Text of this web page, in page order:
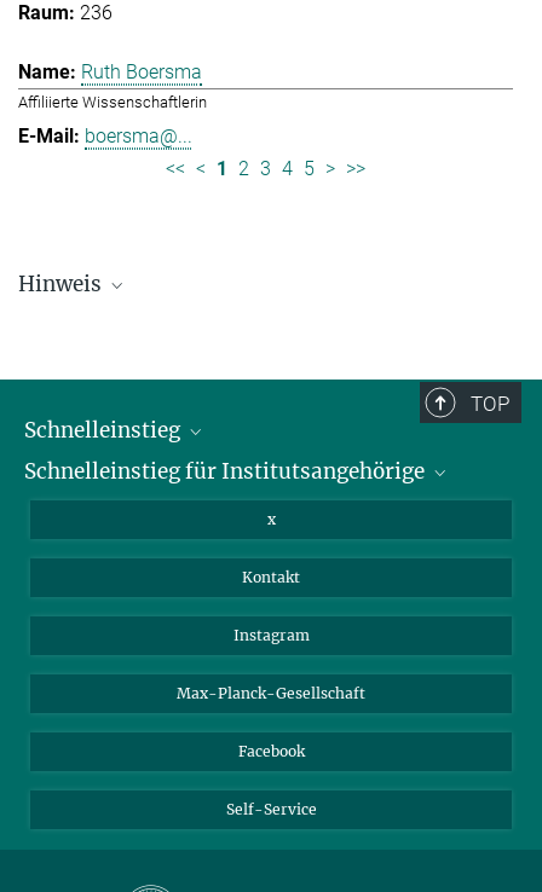
236
Ruth Boersma
Affiliierte Wissenschaftlerin
boersma@...
<< < 1 2 3 4 5 > >>
Hinweis
TOP
Schnelleinstieg
Bibliothek
Schnelleinstieg für Institutsangehörige
Webmail
Nextcloud
x
Kontakt
Instagram
Max-Planck-Gesellschaft
Facebook
Self-Service